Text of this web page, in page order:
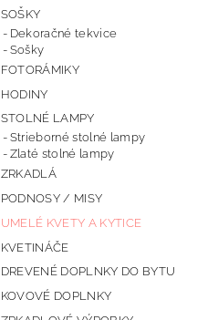
SOŠKY
Dekoračné tekvice
Sošky
FOTORÁMIKY
HODINY
STOLNÉ LAMPY
Strieborné stolné lampy
Zlaté stolné lampy
ZRKADLÁ
PODNOSY / MISY
UMELÉ KVETY A KYTICE
KVETINÁČE
DREVENÉ DOPLNKY DO BYTU
KOVOVÉ DOPLNKY